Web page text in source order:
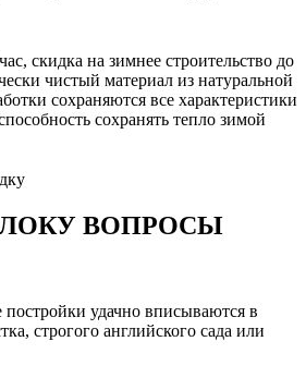
скидка на зимнее строительство до
чистый материал из натуральной
сохраняются все характеристики
сохранять тепло зимой
ВОПРОСЫ
удачно вписываются в
строгого английского сада или